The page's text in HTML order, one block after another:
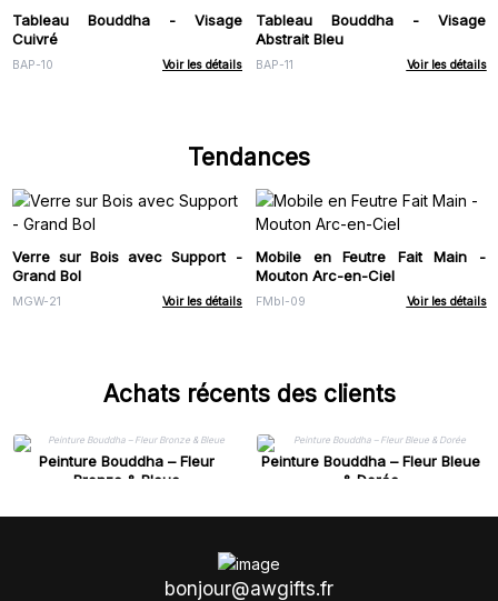
Tableau Bouddha - Visage
Cuivré
BAP-10 Voir les détails
Tableau Bouddha - Visage
Abstrait Bleu
BAP-11 Voir les détails
Tendances
Verre sur Bois avec Support -
Grand Bol
MGW-21 Voir les détails
Mobile en Feutre Fait Main -
Mouton Arc-en-Ciel
FMbl-09 Voir les détails
Achats récents des clients
Peinture Bouddha – Fleur
Bronze & Bleue
Peinture Bouddha – Fleur Bleue
& Dorée
bonjour@awgifts.fr